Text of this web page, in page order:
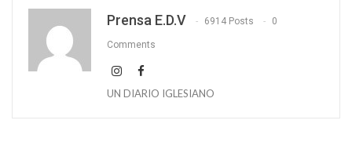
Prensa E.D.V 6914 Posts 0
Comments
UN DIARIO IGLESIANO